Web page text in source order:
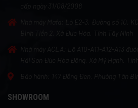
cấp ngày 31/08/2008
Lô E2-3, Đường số 10,
Lô A10-A11-A12-A13
Hải Sơn Đức Hòa Đông, Xã Mỹ Hạnh, Tỉnh
147 Đồng Đen, Phường Tân
SHOWROOM